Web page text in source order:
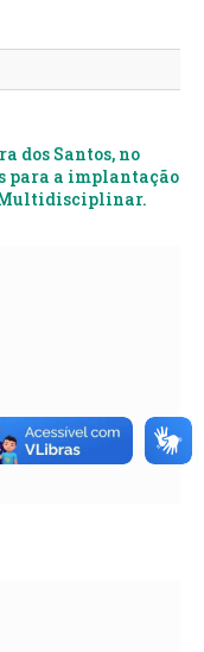
dos Santos, no
para a implantação
Multidisciplinar.